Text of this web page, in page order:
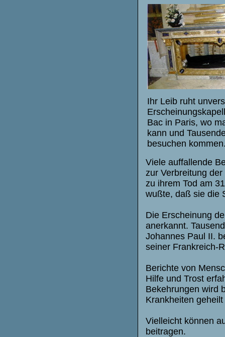
Ihr Leib ruht
Bac in Paris, wo
kann und
besuchen
Viele auffallende
zur Verbreitung
zu ihrem Tod am
wußte, daß sie die
Die Erscheinung
anerkannt.
Johannes Paul II.
seiner Frankreich-
Berichte von
Hilfe und Trost
Bekehrungen wird
Krankheiten
Vielleicht können
beitragen.